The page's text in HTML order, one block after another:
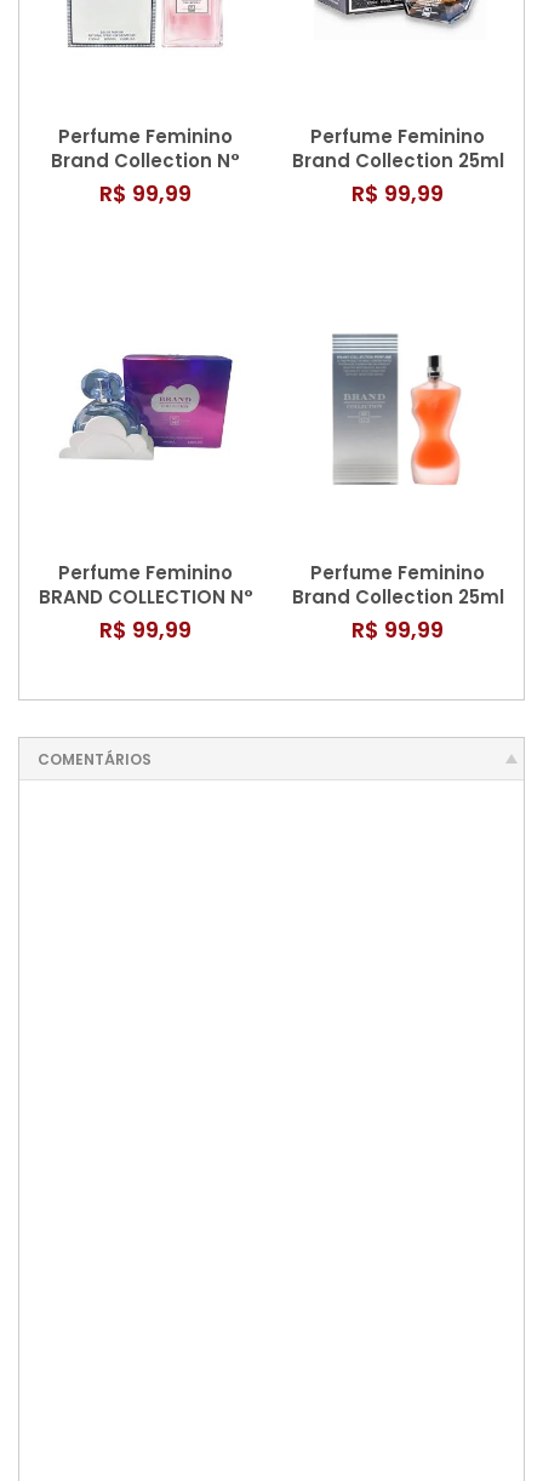
Perfume Feminino
Brand Collection N°
384 - 25ML
R$ 99,99
Perfume Feminino
Brand Collection 25ml
N° 069/810
R$ 99,99
Perfume Feminino
BRAND COLLECTION N°
295 - 25ML
R$ 99,99
Perfume Feminino
Brand Collection 25ml
N° 171/812
R$ 99,99
COMENTÁRIOS